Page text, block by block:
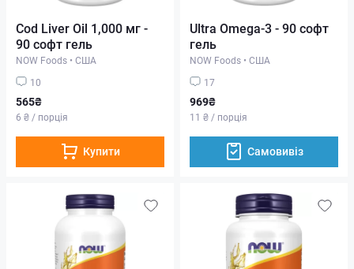
Cod Liver Oil 1,000 мг -
90 софт гель
NOW Foods • США
10
565₴
6 ₴ / порція
Купити
Ultra Omega-3 - 90 софт
гель
NOW Foods • США
17
969₴
11 ₴ / порція
Самовивіз